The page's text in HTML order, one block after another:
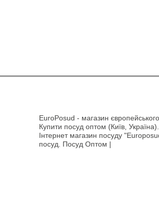
EuroPosud - магазин
Купити посуд оптом (Київ, Україна).
Інтернет магазин посуду
посуд. Посуд Оптом |